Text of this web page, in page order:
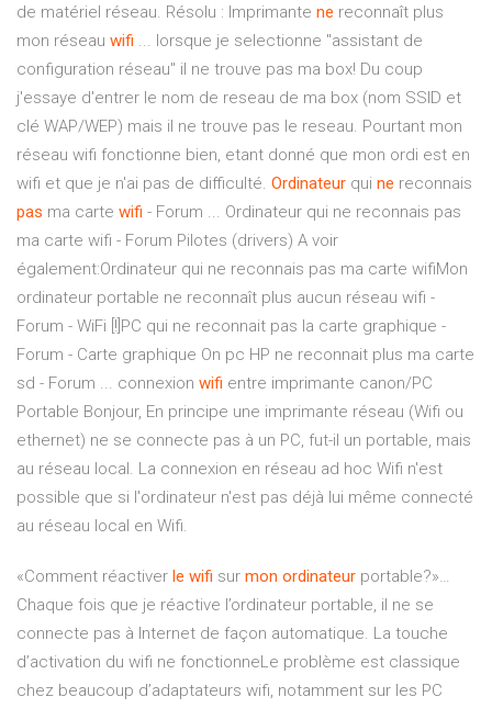
de matériel réseau. Résolu : Imprimante ne reconnaît plus
mon réseau wifi ... lorsque je selectionne "assistant de
configuration réseau" il ne trouve pas ma box! Du coup
j'essaye d'entrer le nom de reseau de ma box (nom SSID et
clé WAP/WEP) mais il ne trouve pas le reseau. Pourtant mon
réseau wifi fonctionne bien, etant donné que mon ordi est en
wifi et que je n'ai pas de difficulté. Ordinateur qui ne reconnais
pas ma carte wifi - Forum ... Ordinateur qui ne reconnais pas
ma carte wifi - Forum Pilotes (drivers) A voir
également:Ordinateur qui ne reconnais pas ma carte wifiMon
ordinateur portable ne reconnaît plus aucun réseau wifi -
Forum - WiFi [!]PC qui ne reconnait pas la carte graphique -
Forum - Carte graphique On pc HP ne reconnait plus ma carte
sd - Forum ... connexion wifi entre imprimante canon/PC
Portable Bonjour, En principe une imprimante réseau (Wifi ou
ethernet) ne se connecte pas à un PC, fut-il un portable, mais
au réseau local. La connexion en réseau ad hoc Wifi n'est
possible que si l'ordinateur n'est pas déjà lui même connecté
au réseau local en Wifi.
«Comment réactiver le wifi sur mon ordinateur portable?»…
Chaque fois que je réactive l’ordinateur portable, il ne se
connecte pas à Internet de façon automatique. La touche
d’activation du wifi ne fonctionneLe problème est classique
chez beaucoup d’adaptateurs wifi, notamment sur les PC